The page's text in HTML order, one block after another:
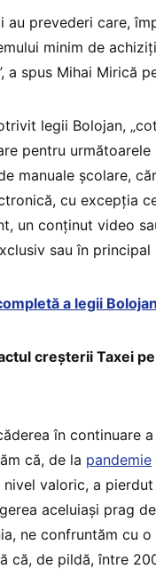
au prevederi care,
minim de
a spus Mihai Mirică
legii Bolojan,
pentru
manuale şcolare,
cu excepţia
un conţinut video
sau în principal
a legii
creșterii Taxei
în continuare
că, de la pandemie
valoric, a
aceluiași prag
ne confruntăm cu o
că, de pildă, între